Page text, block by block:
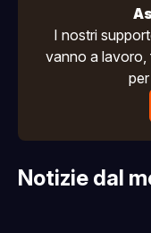
I nostri
vanno a lavoro,
Notizie dal